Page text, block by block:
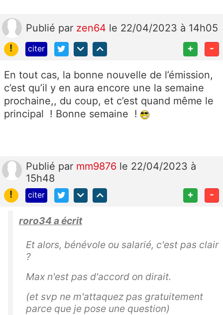
Publié par zen64 le 22/04/2023 à 14h05
!
citer + -
En tout cas, la bonne nouvelle de l’émission,
c’est qu’il y en aura encore une la semaine
prochaine,, du coup, et c’est quand même le
principal ! Bonne semaine !
Publié par mm9876 le 22/04/2023 à
15h48
!
citer + -
roro34 a écrit
Et alors, bénévole ou salarié, c'est pas clair
?
Max n'est pas d'accord on dirait.
(et svp ne m'attaquez pas gratuitement
parce que je pose une question)